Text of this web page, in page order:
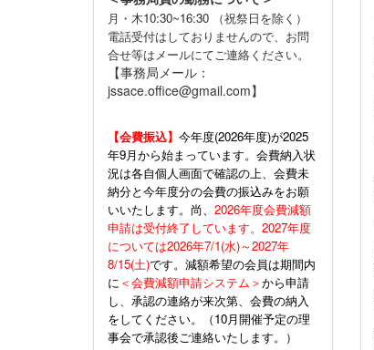
月・木10:30~16:30 （祝祭日を除く）
電話受付はしておりませんので、お問
合せ等はメールにてご連絡ください。
【事務局メール：
jssace.office@gmail.com】
【会費振込】 今年度(2026年度)が2025
年9月から始まっています。会費納入状
況は各自個人画面で確認の上、会費未
納分と今年度分の会費の振込みをお願
いいたします。尚、 2026年度会費減額
申請は受付終了しています。2027年度
については2026年7/1(水)～2027年
8/15(土)です。減額希望の会員は期間内
に ＜会費減額申請システム＞から申請
し、承認の連絡が来次第、会費の納入
をしてください。（10月開催予定の理
事会で承認後ご連絡いたします。）